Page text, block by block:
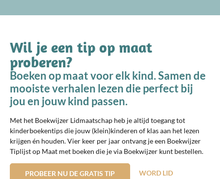
Wil je een tip op maat
proberen?
Boeken op maat voor elk kind. Samen de
mooiste verhalen lezen die perfect bij
jou en jouw kind passen.
Met het Boekwijzer Lidmaatschap heb je altijd toegang tot
kinderboekentips die jouw (klein)kinderen of klas aan het lezen
krijgen én houden. Vier keer per jaar ontvang je een Boekwijzer
Tiplijst op Maat met boeken die je via Boekwijzer kunt bestellen.
PROBEER NU DE GRATIS TIP WORD LID